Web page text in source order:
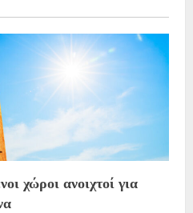
χώροι ανοιχτοί για